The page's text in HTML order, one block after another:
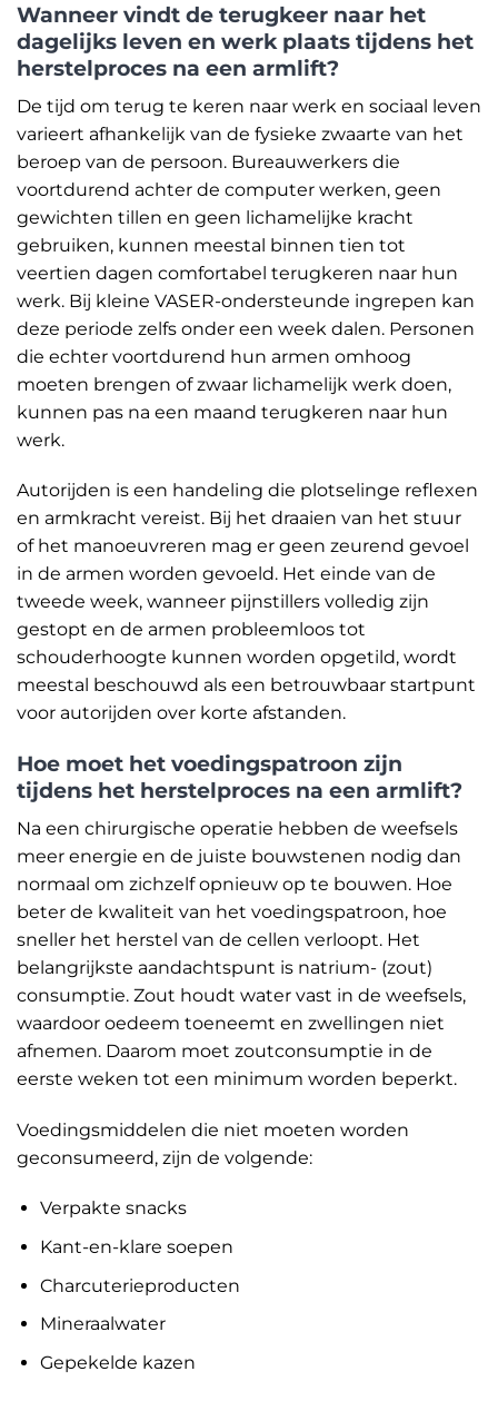
Wanneer vindt de terugkeer naar het
dagelijks leven en werk plaats tijdens het
herstelproces na een armlift?
De tijd om terug te keren naar werk en sociaal leven
varieert afhankelijk van de fysieke zwaarte van het
beroep van de persoon. Bureauwerkers die
voortdurend achter de computer werken, geen
gewichten tillen en geen lichamelijke kracht
gebruiken, kunnen meestal binnen tien tot
veertien dagen comfortabel terugkeren naar hun
werk. Bij kleine VASER-ondersteunde ingrepen kan
deze periode zelfs onder een week dalen. Personen
die echter voortdurend hun armen omhoog
moeten brengen of zwaar lichamelijk werk doen,
kunnen pas na een maand terugkeren naar hun
werk.
Autorijden is een handeling die plotselinge reflexen
en armkracht vereist. Bij het draaien van het stuur
of het manoeuvreren mag er geen zeurend gevoel
in de armen worden gevoeld. Het einde van de
tweede week, wanneer pijnstillers volledig zijn
gestopt en de armen probleemloos tot
schouderhoogte kunnen worden opgetild, wordt
meestal beschouwd als een betrouwbaar startpunt
voor autorijden over korte afstanden.
Hoe moet het voedingspatroon zijn
tijdens het herstelproces na een armlift?
Na een chirurgische operatie hebben de weefsels
meer energie en de juiste bouwstenen nodig dan
normaal om zichzelf opnieuw op te bouwen. Hoe
beter de kwaliteit van het voedingspatroon, hoe
sneller het herstel van de cellen verloopt. Het
belangrijkste aandachtspunt is natrium- (zout)
consumptie. Zout houdt water vast in de weefsels,
waardoor oedeem toeneemt en zwellingen niet
afnemen. Daarom moet zoutconsumptie in de
eerste weken tot een minimum worden beperkt.
Voedingsmiddelen die niet moeten worden
geconsumeerd, zijn de volgende:
Verpakte snacks
Kant-en-klare soepen
Charcuterieproducten
Mineraalwater
Gepekelde kazen